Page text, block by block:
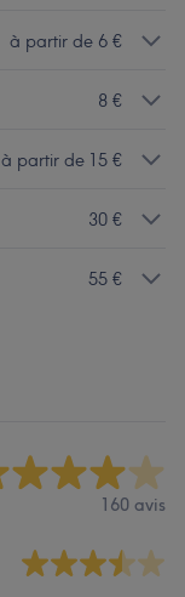
à partir de 6 €
8 €
à partir de 15 €
30 €
55 €
160 avis